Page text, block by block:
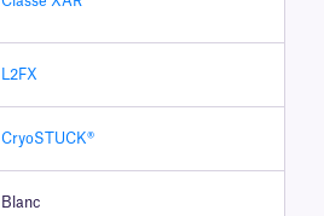
L2FX
CryoSTUCK®
Blanc